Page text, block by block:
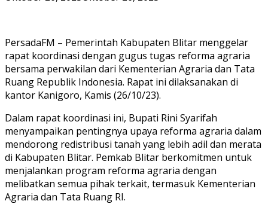
PersadaFM – Pemerintah Kabupaten Blitar menggelar
rapat koordinasi dengan gugus tugas reforma agraria
bersama perwakilan dari Kementerian Agraria dan Tata
Ruang Republik Indonesia. Rapat ini dilaksanakan di
kantor Kanigoro, Kamis (26/10/23).
Dalam rapat koordinasi ini, Bupati Rini Syarifah
menyampaikan pentingnya upaya reforma agraria dalam
mendorong redistribusi tanah yang lebih adil dan merata
di Kabupaten Blitar. Pemkab Blitar berkomitmen untuk
menjalankan program reforma agraria dengan
melibatkan semua pihak terkait, termasuk Kementerian
Agraria dan Tata Ruang RI.